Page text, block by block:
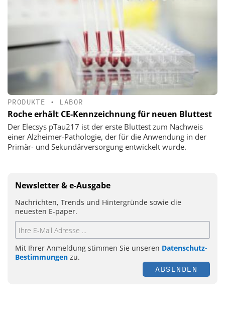
PRODUKTE • LABOR
Roche erhält CE-Kennzeichnung für neuen Bluttest
Der Elecsys pTau217 ist der erste Bluttest zum Nachweis
einer Alzheimer-Pathologie, der für die Anwendung in der
Primär- und Sekundärversorgung entwickelt wurde.
Newsletter & e-Ausgabe
Nachrichten, Trends und Hintergründe sowie die
neuesten E-paper.
Mit Ihrer Anmeldung stimmen Sie unseren Datenschutz-
Bestimmungen zu.
ABSENDEN